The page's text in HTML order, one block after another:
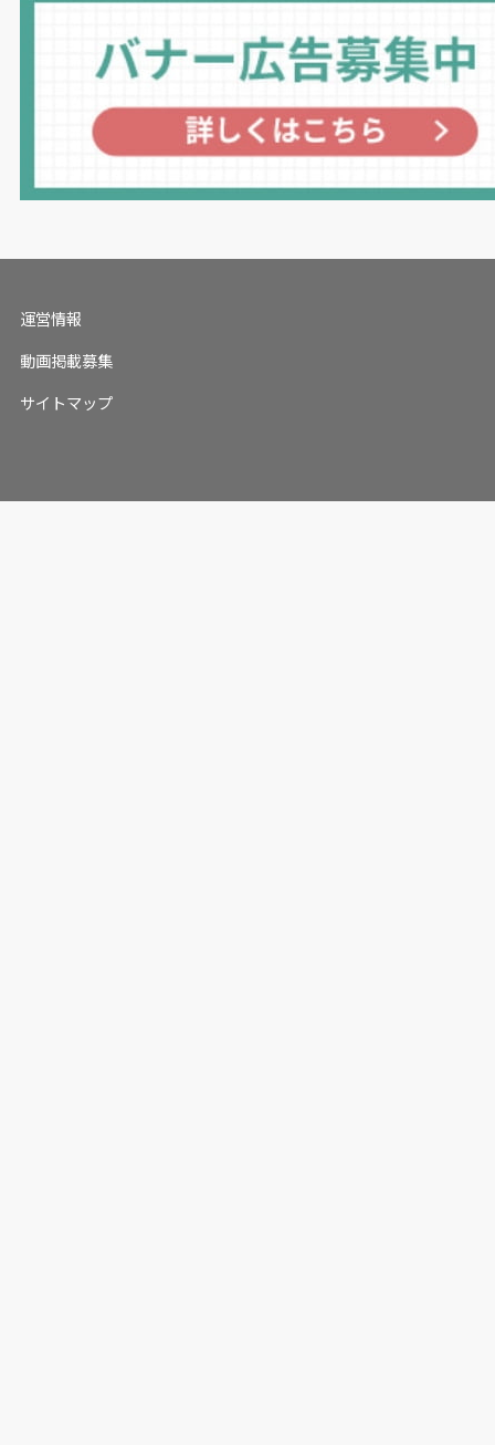
運営情報
動画掲載募集
サイトマップ